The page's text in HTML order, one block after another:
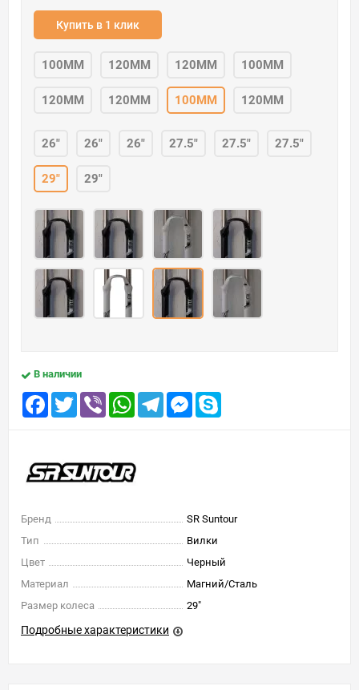
Купить в 1 клик
100MM 120MM 120MM 100MM
120MM 120MM 100MM 120MM
26" 26" 26" 27.5" 27.5" 27.5"
29" 29"
В наличии
Facebook
TwitterViber WhatsAppTelegramMessenger
Бренд
SR Suntour
Тип
Вилки
Цвет
Черный
Материал
Магний/Сталь
Размер колеса
29"
Подробные характеристики